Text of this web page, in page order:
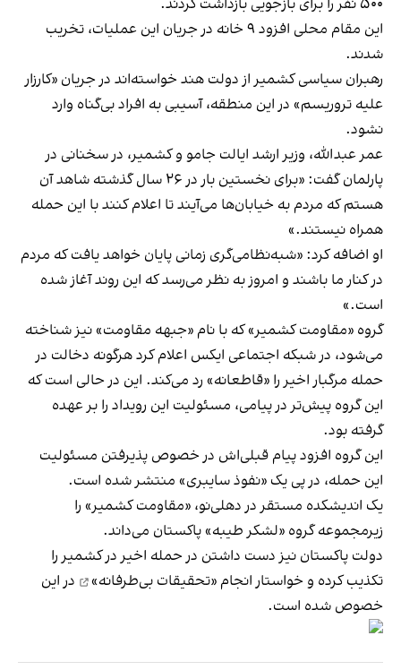
۵۰۰ نفر را برای بازجویی بازداشت کردند.
این مقام محلی افزود ۹ خانه در جریان این عملیات، تخریب
شدند.
رهبران سیاسی کشمیر از دولت هند خواسته‌اند در جریان «کارزار
علیه تروریسم» در این منطقه، آسیبی به افراد بی‌گناه وارد
نشود.
عمر عبدالله، وزیر ارشد ایالت جامو و کشمیر، در سخنانی در
پارلمان گفت: «برای نخستین بار در ۲۶ سال گذشته شاهد آن
هستم که مردم به خیابان‌ها می‌آیند تا اعلام کنند با این حمله
همراه نیستند.»
او اضافه کرد: «شبه‌نظامی‌گری زمانی پایان خواهد یافت که مردم
در کنار ما باشند و امروز به نظر می‌رسد که این روند آغاز شده
است.»
گروه «مقاومت کشمیر» که با نام «جبهه مقاومت» نیز شناخته
می‌شود، در شبکه اجتماعی ایکس اعلام کرد هرگونه دخالت در
حمله مرگبار اخیر را «قاطعانه» رد می‌کند. این در حالی است که
این گروه پیش‌تر در پیامی، مسئولیت این رویداد را بر عهده
گرفته بود.
این گروه افزود پیام قبلی‌اش در خصوص پذیرفتن مسئولیت
این حمله، در پی یک «نفوذ سایبری» منتشر شده است.
یک اندیشکده مستقر در دهلی‌نو، «مقاومت کشمیر» را
زیرمجموعه گروه «لشکر طیبه» پاکستان می‌داند.
دولت پاکستان نیز دست داشتن در حمله اخیر در کشمیر را
تکذیب کرده و خواستار انجام «تحقیقات بی‌طرفانه»
در این
خصوص شده است.